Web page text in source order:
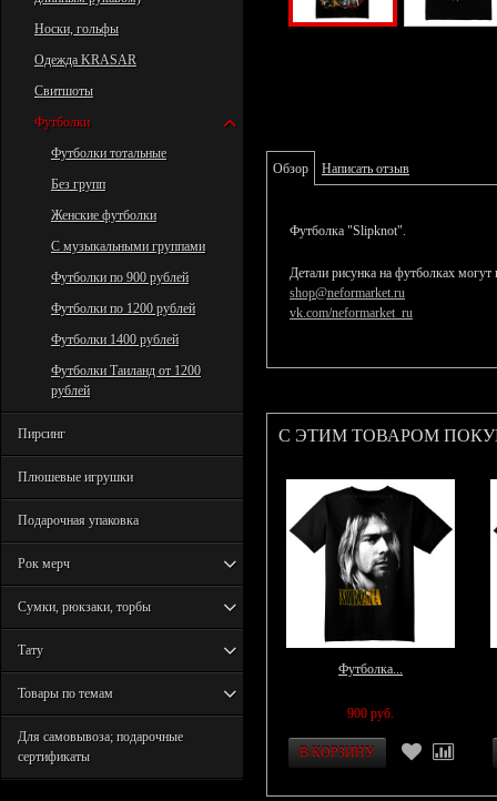
Носки, гольфы
Одежда KRASAR
Свитшоты
Футболки
Футболки тотальные
Без групп
Женские футболки
С музыкальными группами
Футболки по 900 рублей
Футболки по 1200 рублей
Футболки 1400 рублей
Футболки Таиланд от 1200
рублей
Пирсинг
Плюшевые игрушки
Подарочная упаковка
Рок мерч
Сумки, рюкзаки, торбы
Тату
Товары по темам
Для самовывоза; подарочные
сертификаты
Обзор Написать отзыв
Футболка "Slipknot".
Детали рисунка на футболках
shop@neformarket.ru
vk.com/neformarket_ru
С ЭТИМ ТОВАРОМ
Футболка...
900 руб.